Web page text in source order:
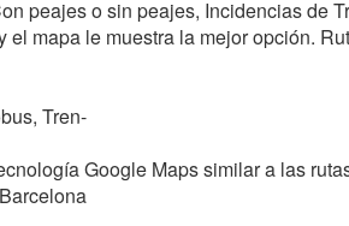
peajes o sin peajes, Incidencias de
mapa le muestra la mejor opción.
Tren-
Google Maps similar a las